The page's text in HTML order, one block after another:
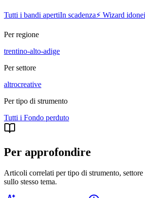
Tutti i bandi apertiIn scadenza⚡ Wizard
Per regione
trentino-alto-adige
Per settore
altrocreative
Per tipo di strumento
Tutti i Fondo perduto
Per approfondire
Articoli correlati per tipo di strumento, settore
sullo stesso tema.